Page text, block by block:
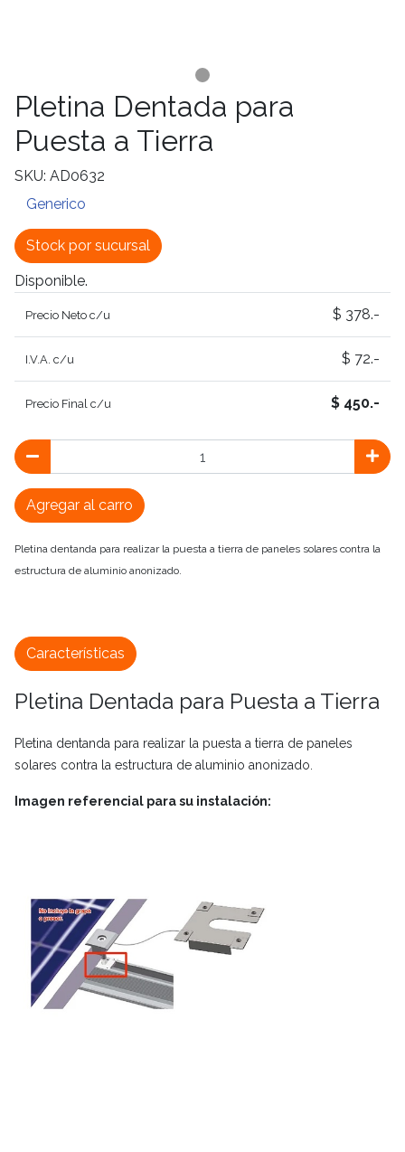
Pletina Dentada para
Puesta a Tierra
SKU: AD0632
Generico
Stock por sucursal
Disponible.
Precio Neto c/u $ 378.-
I.V.A. c/u $ 72.-
Precio Final c/u $ 450.-
Agregar al carro
Pletina dentanda para realizar la puesta a tierra de paneles solares contra la
estructura de aluminio anonizado.
Pletina Dentada para Puesta a Tierra
Pletina dentanda para realizar la puesta a tierra de paneles
solares contra la estructura de aluminio anonizado.
Imagen referencial para su instalación:
Características